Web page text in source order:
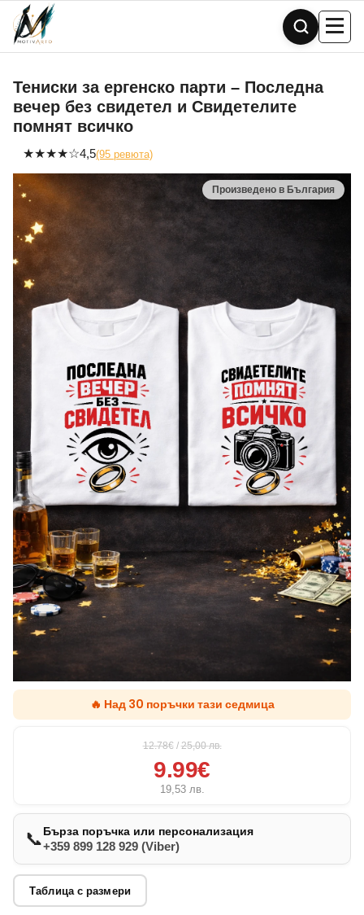
Skip
content
Тениски за ергенско парти – Последна
вечер без свидетел и Свидетелите
помнят всичко
★★★★☆4,5(95 ревюта)
🔥 Над 30 поръчки тази седмица
12.78€ / 25,00лв.
9.99€
19,53 лв.
📞Бърза поръчка или персонализация
+359 899 128 929 (Viber)
Таблица с размери